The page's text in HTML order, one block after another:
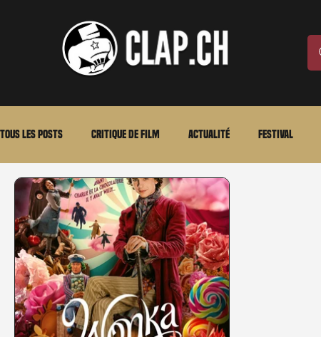
Tous les posts Critique de film Actualité Festival
Laurent Scherlen Memento En bref
Stéfanie Rossier Streaming Stefanie Rossier